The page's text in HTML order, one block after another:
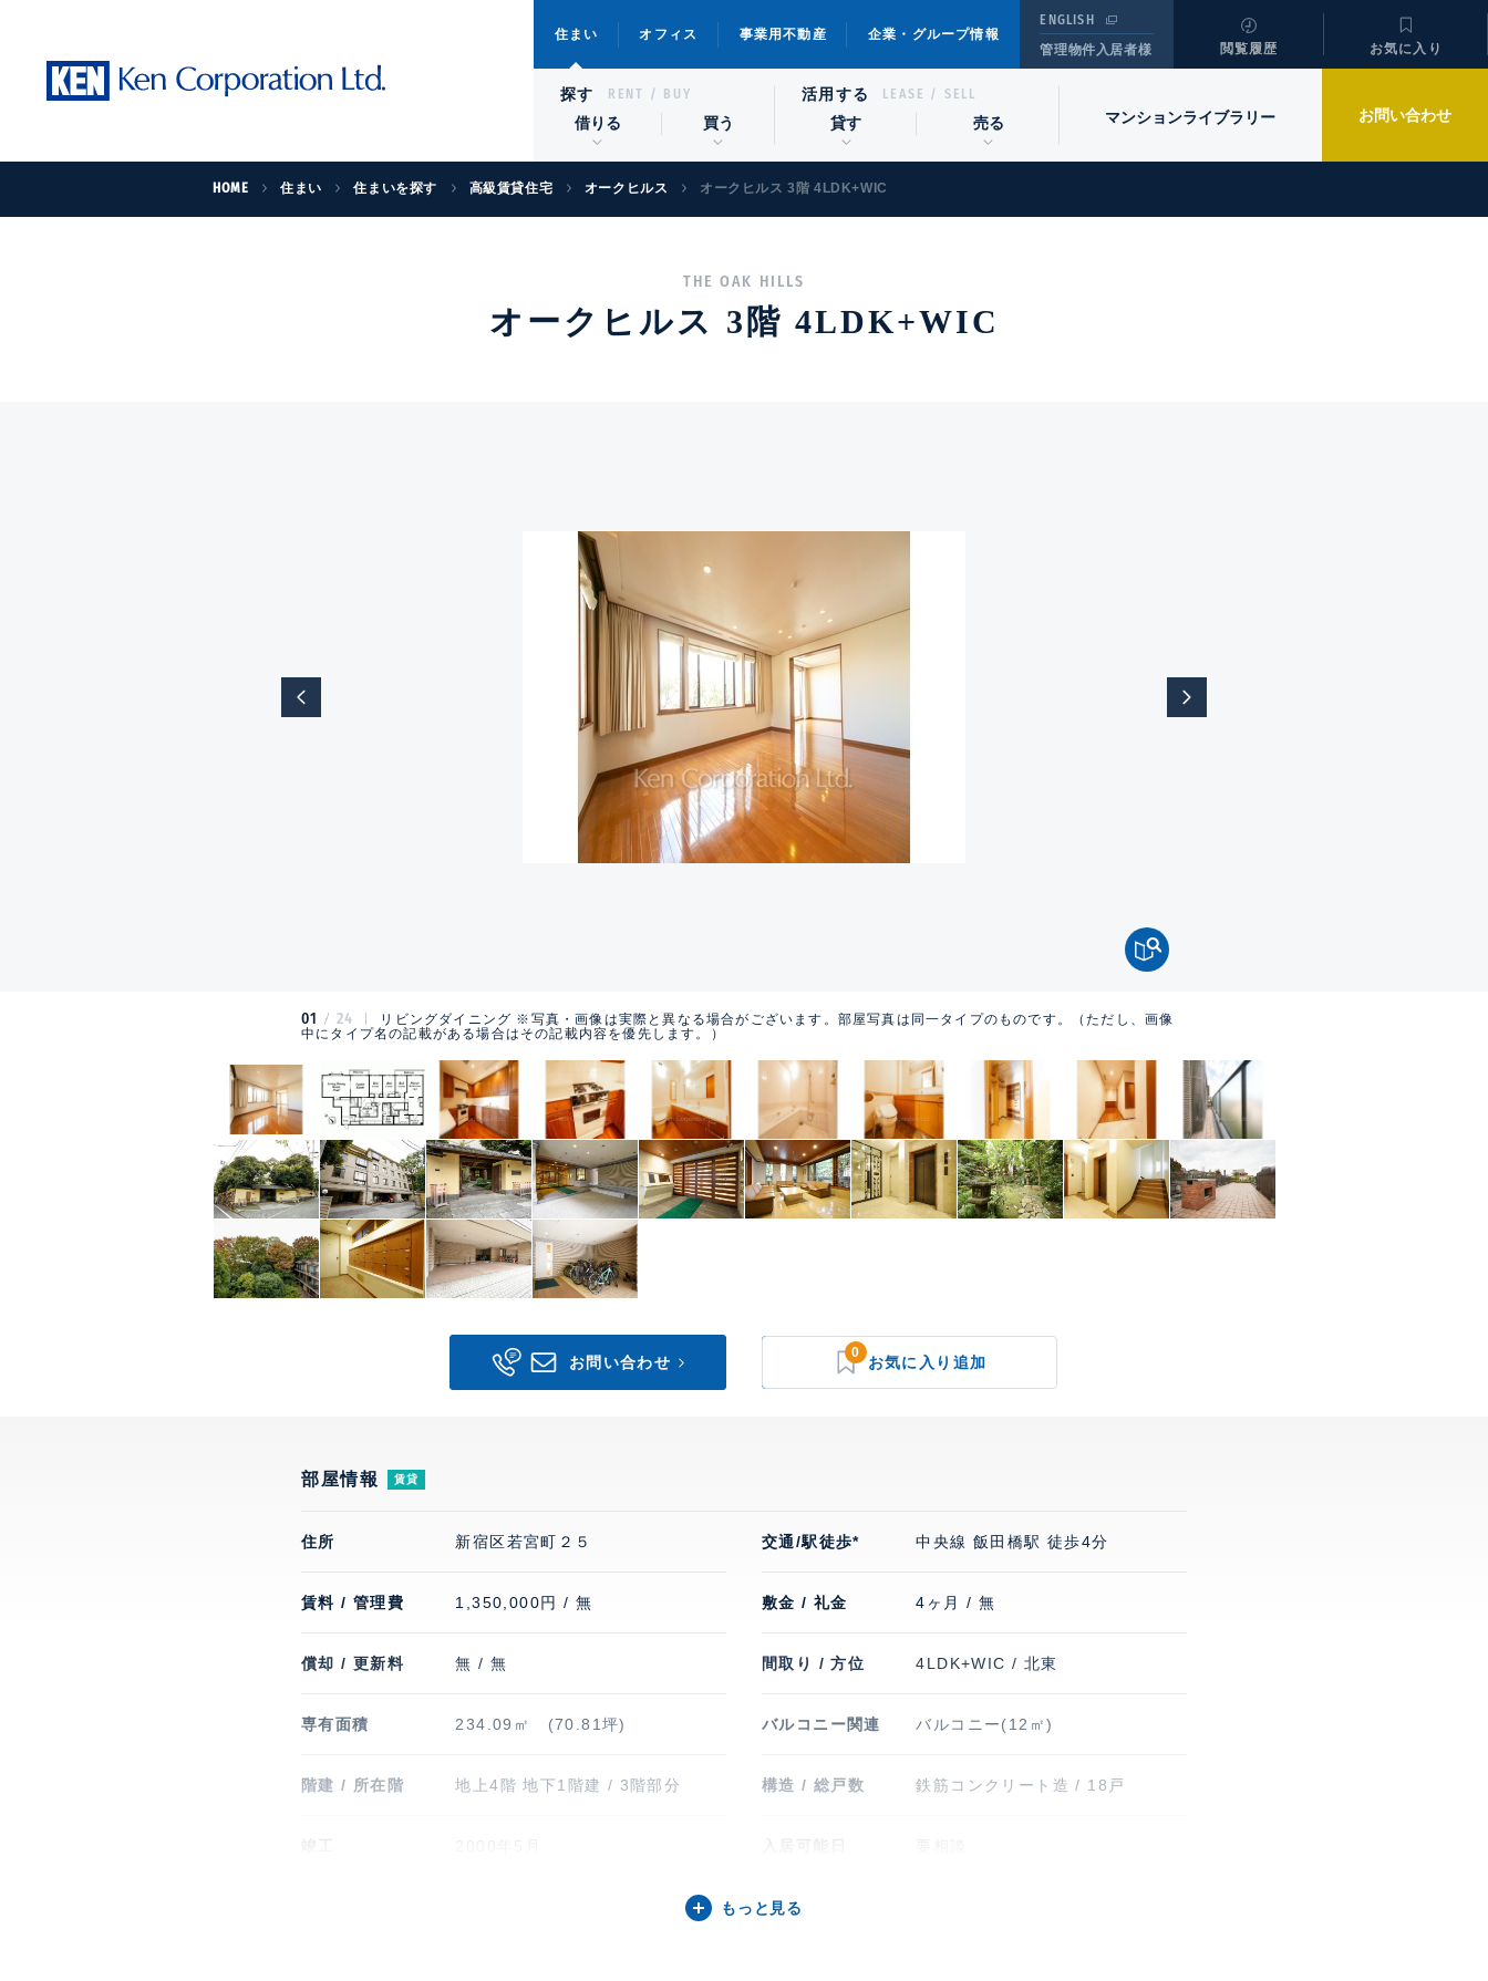
住まい オフィス 事業用不動産 企業・グループ情報
ENGLISH
管理物件入居者様
閲覧履歴 お気に入り
探す RENT / BUY
借りる 買う
活用する LEASE / SELL
貸す 売る マンションライブラリー お問い合わせ
HOME 住まい 住まいを探す 高級賃貸住宅 オークヒルス オークヒルス 3階 4LDK+WIC
THE OAK HILLS
オークヒルス 3階 4LDK+WIC
01 24
リビングダイニング ※写真・画像は実際と異なる場合がございます。部屋写真は同一タイプのものです。（ただし、画像
中にタイプ名の記載がある場合はその記載内容を優先します。）
0
部屋情報 賃貸
住所 新宿区若宮町２５ 交通/駅徒歩* 中央線 飯田橋駅 徒歩4分
賃料 / 管理費 1,350,000円 / 無 敷金 / 礼金 4ヶ月 / 無
償却 / 更新料 無 / 無 間取り / 方位 4LDK+WIC / 北東
専有面積 234.09㎡ (70.81坪) バルコニー関連 バルコニー(12㎡)
階建 / 所在階 地上4階 地下1階建 / 3階部分 構造 / 総戸数 鉄筋コンクリート造 / 18戸
駐輪場・バイク置
もっと見る